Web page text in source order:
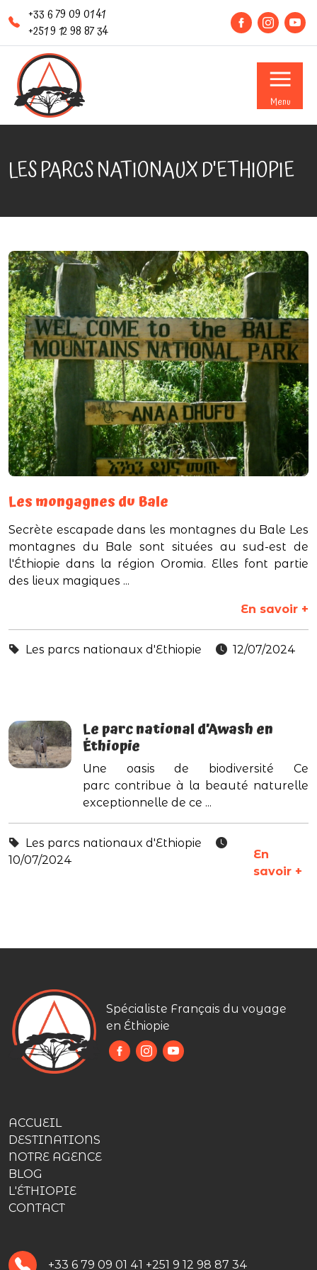
+33 6 79 09 01 41
+251 9 12 98 87 34
Menu
LES PARCS NATIONAUX D'ETHIOPIE
Les mongagnes du Bale
Secrète escapade dans les montagnes du Bale Les
montagnes du Bale sont situées au sud-est de
l'Éthiopie dans la région Oromia. Elles font partie
des lieux magiques ...
En savoir +
Les parcs nationaux d'Ethiopie 12/07/2024
Le parc national d’Awash en
Éthiopie
Une oasis de biodiversité Ce
parc contribue à la beauté naturelle
exceptionnelle de ce ...
Les parcs nationaux d'Ethiopie
10/07/2024
En
savoir +
Spécialiste Français du voyage
en Éthiopie
ACCUEIL
DESTINATIONS
NOTRE AGENCE
BLOG
L'ÉTHIOPIE
CONTACT
+33 6 79 09 01 41 +251 9 12 98 87 34